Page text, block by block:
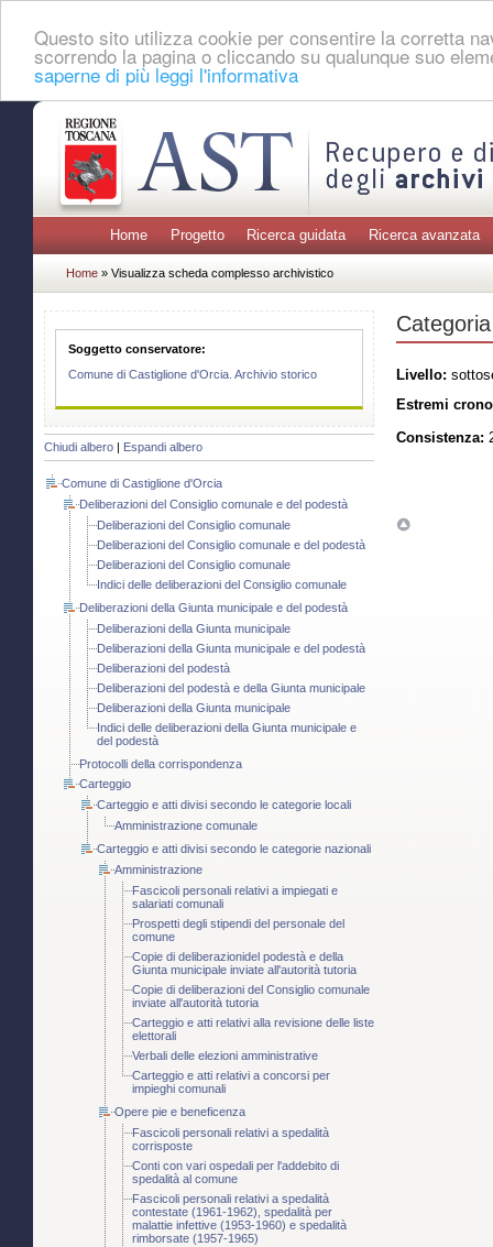
Questo sito utilizza cookie per consentire la corretta
scorrendo la pagina o cliccando su qualunque suo
saperne di più leggi l'informativa
Home Progetto Ricerca guidata Ricerca avanzata
Home » Visualizza scheda complesso archivistico
Soggetto conservatore:
Comune di Castiglione d'Orcia. Archivio storico
Chiudi albero Espandi albero
Comune di Castiglione d'Orcia
Deliberazioni del Consiglio comunale e del podestà
Deliberazioni del Consiglio comunale
Deliberazioni del Consiglio comunale e del podestà
Deliberazioni del Consiglio comunale
Indici delle deliberazioni del Consiglio comunale
Deliberazioni della Giunta municipale e del podestà
Deliberazioni della Giunta municipale
Deliberazioni della Giunta municipale e del podestà
Deliberazioni del podestà
Deliberazioni del podestà e della Giunta municipale
Deliberazioni della Giunta municipale
Indici delle deliberazioni della Giunta municipale e
del podestà
Protocolli della corrispondenza
Carteggio
Carteggio e atti divisi secondo le categorie locali
Amministrazione comunale
Carteggio e atti divisi secondo le categorie nazionali
Amministrazione
Fascicoli personali relativi a impiegati e
salariati comunali
Prospetti degli stipendi del personale del
comune
Copie di deliberazionidel podestà e della
Giunta municipale inviate all'autorità tutoria
Copie di deliberazioni del Consiglio comunale
inviate all'autorità tutoria
Carteggio e atti relativi alla revisione delle liste
elettorali
Verbali delle elezioni amministrative
Carteggio e atti relativi a concorsi per
impieghi comunali
Opere pie e beneficenza
Fascicoli personali relativi a spedalità
corrisposte
Conti con vari ospedali per l'addebito di
spedalità al comune
Fascicoli personali relativi a spedalità
contestate (1961-1962), spedalità per
malattie infettive (1953-1960) e spedalità
rimborsate (1957-1965)
Livello:
Estremi
Consistenza: